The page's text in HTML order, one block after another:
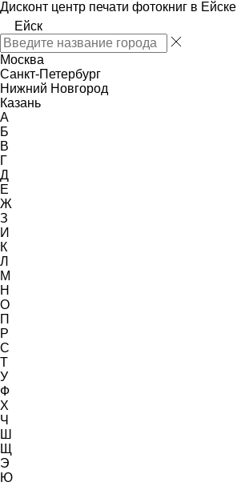
Дисконт центр печати фотокниг в Ейске
Ейск
Москва
Санкт-Петербург
Нижний Новгород
Казань
А
Б
В
Г
Д
Е
Ж
З
И
К
Л
М
Н
О
П
Р
С
Т
У
Ф
Х
Ч
Ш
Щ
Э
Ю